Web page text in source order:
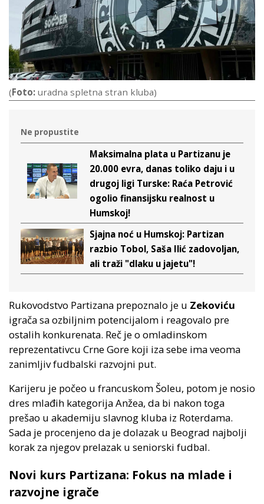
(Foto: uradna spletna stran kluba)
Ne propustite
Maksimalna plata u Partizanu je
20.000 evra, danas toliko daju i u
drugoj ligi Turske: Raća Petrović
ogolio finansijsku realnost u
Humskoj!
Sjajna noć u Humskoj: Partizan
razbio Tobol, Saša Ilić zadovoljan,
ali traži "dlaku u jajetu"!
Rukovodstvo Partizana prepoznalo je u Zekoviću
igrača sa ozbiljnim potencijalom i reagovalo pre
ostalih konkurenata. Reč je o omladinskom
reprezentativcu Crne Gore koji iza sebe ima veoma
zanimljiv fudbalski razvojni put.
Karijeru je počeo u francuskom Šoleu, potom je nosio
dres mlađih kategorija Anžea, da bi nakon toga
prešao u akademiju slavnog kluba iz Roterdama.
Sada je procenjeno da je dolazak u Beograd najbolji
korak za njegov prelazak u seniorski fudbal.
Novi kurs Partizana: Fokus na mlade i
razvojne igrače